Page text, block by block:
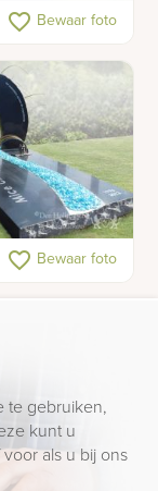
decoraties
favorite_border Bewaar foto
met foto
favorite_border Bewaar foto
te gebruiken,
kunt u
als u bij ons